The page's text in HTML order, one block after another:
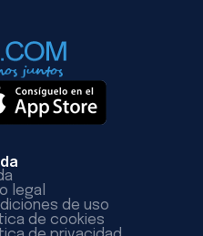
legal
de uso
de cookies